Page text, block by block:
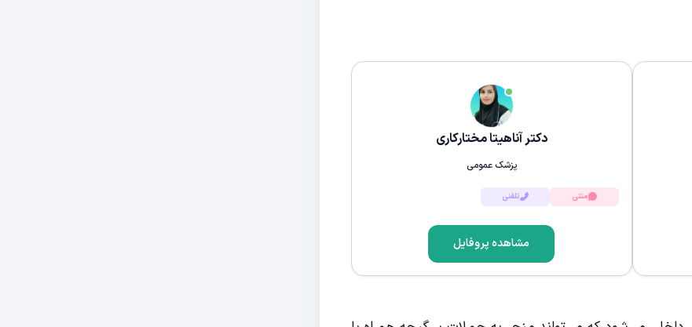
دکتر آناهیتا مختارکاری
پزشک عمومی
متنی تلفنی
مشاهده پروفایل